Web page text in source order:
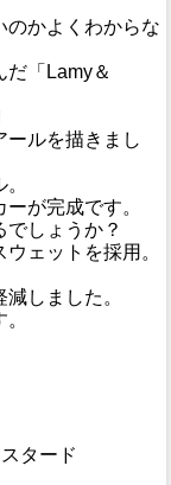
のかよくわからな
だ「Lamy＆
ールを描きまし
が完成です。
しょうか？
ェットを採用。
しました。
タード